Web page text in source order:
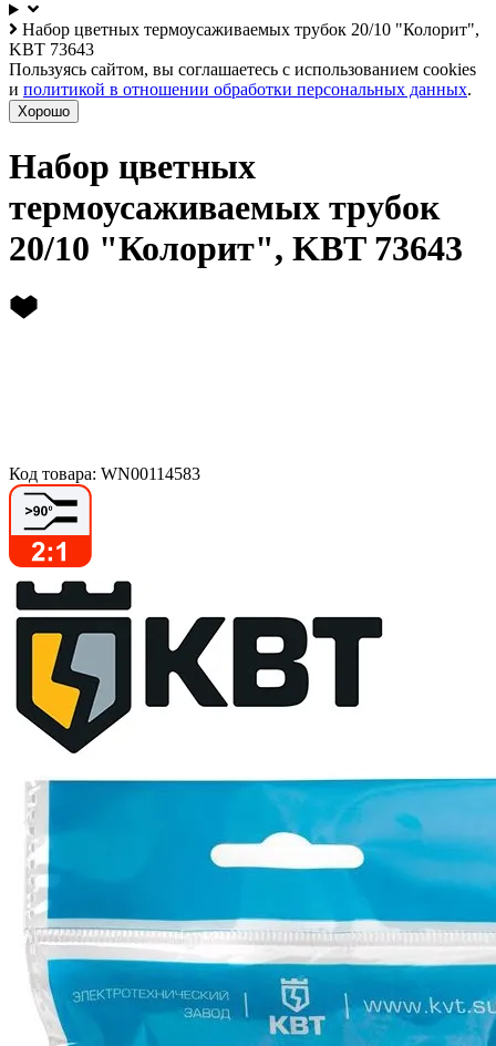
Набор цветных термоусаживаемых трубок 20/10 "Колорит",
KBT 73643
Пользуясь сайтом, вы соглашаетесь с использованием cookies
и политикой в отношении обработки персональных данных.
Хорошо
Набор цветных
термоусаживаемых трубок
20/10 "Колорит", KBT 73643
Код товара: WN00114583